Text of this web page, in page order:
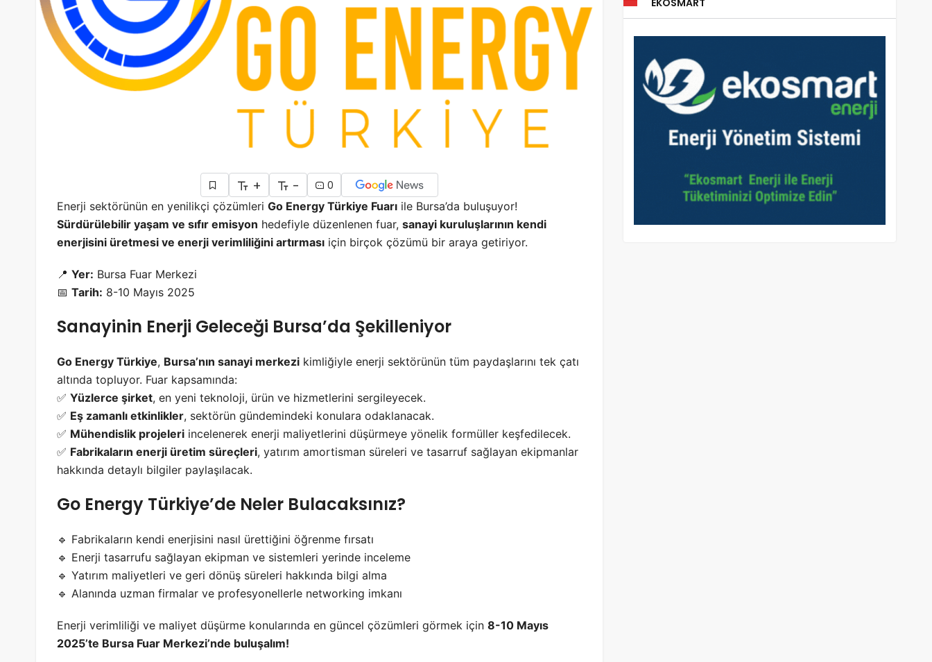
+ -
0
Enerji sektörünün en yenilikçi çözümleri Go Energy Türkiye Fuarı ile Bursa’da buluşuyor!
Sürdürülebilir yaşam ve sıfır emisyon hedefiyle düzenlenen fuar, sanayi kuruluşlarının kendi
enerjisini üretmesi ve enerji verimliliğini artırması için birçok çözümü bir araya getiriyor.
📍 Yer: Bursa Fuar Merkezi
📅 Tarih: 8-10 Mayıs 2025
Sanayinin Enerji Geleceği Bursa’da Şekilleniyor
Go Energy Türkiye, Bursa’nın sanayi merkezi kimliğiyle enerji sektörünün tüm paydaşlarını tek çatı
altında topluyor. Fuar kapsamında:
✅ Yüzlerce şirket, en yeni teknoloji, ürün ve hizmetlerini sergileyecek.
✅ Eş zamanlı etkinlikler, sektörün gündemindeki konulara odaklanacak.
✅ Mühendislik projeleri incelenerek enerji maliyetlerini düşürmeye yönelik formüller keşfedilecek.
✅ Fabrikaların enerji üretim süreçleri, yatırım amortisman süreleri ve tasarruf sağlayan ekipmanlar
hakkında detaylı bilgiler paylaşılacak.
Go Energy Türkiye’de Neler Bulacaksınız?
🔹 Fabrikaların kendi enerjisini nasıl ürettiğini öğrenme fırsatı
🔹 Enerji tasarrufu sağlayan ekipman ve sistemleri yerinde inceleme
🔹 Yatırım maliyetleri ve geri dönüş süreleri hakkında bilgi alma
🔹 Alanında uzman firmalar ve profesyonellerle networking imkanı
Enerji verimliliği ve maliyet düşürme konularında en güncel çözümleri görmek için 8-10 Mayıs
2025’te Bursa Fuar Merkezi’nde buluşalım!
EKOSMART